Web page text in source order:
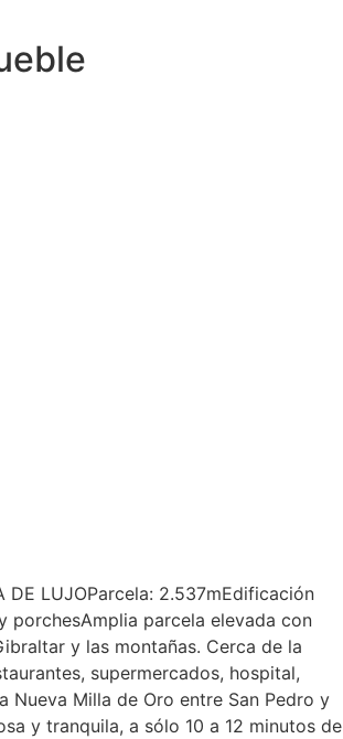
DE LUJOParcela: 2.537mEdificación
porchesAmplia parcela elevada con
y las montañas. Cerca de la
supermercados, hospital,
Nueva Milla de Oro entre San Pedro y
y tranquila, a sólo 10 ‌a ‌12 ‌minutos ‌de